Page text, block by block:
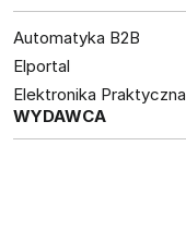
Automatyka B2B
Elportal
Elektronika Praktyczna
WYDAWCA